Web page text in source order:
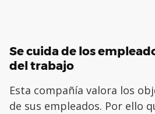
Se cuida de los
del trabajo
Esta compañía valora los
de sus empleados. Por ello